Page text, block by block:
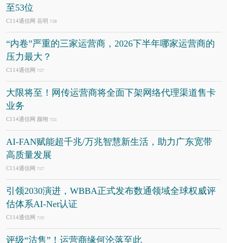
至53位
C114通信网 岳明 7/28
“内卷”严重的三家运营商，2026下半年哪家运营商的
压力最大？
C114通信网 7/27
大限将至！网传运营商将全面下架网络代理渠道售卡
业务
C114通信网 颜翊 7/21
AI-FAN赋能超千兆/万兆智慧新生活，助力广东宽带
高质量发展
C114通信网 7/17
引领2030演进，WBBA正式发布数通领域全球权威评
估体系AI-Net认证
C114通信网 7/15
评级“沽售”！运营商缘何沦落至此